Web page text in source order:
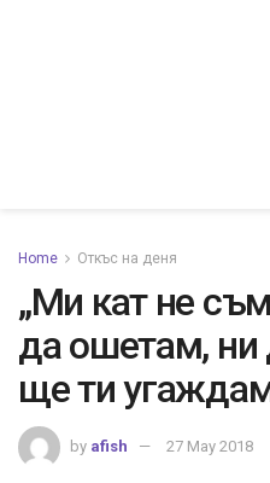
Home Откъс на деня
„Ми кат не
да ошетам, ни
ще ти
by afish 27 May 2018